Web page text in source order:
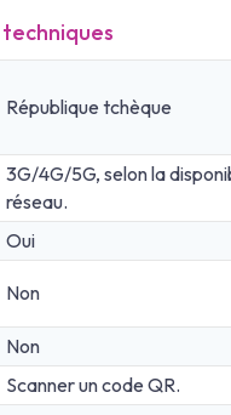
République tchèque
3G/4G/5G, selon la
réseau.
Oui
Non
Non
Scanner un code QR.